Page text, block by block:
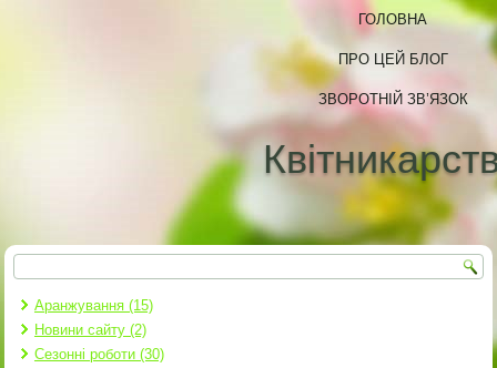
ГОЛОВНА
ПРО ЦЕЙ БЛОГ
ЗВОРОТНІЙ ЗВ’ЯЗОК
Пошукова форма
Пошук
Аранжування (15)
Новини сайту (2)
Сезонні роботи (30)